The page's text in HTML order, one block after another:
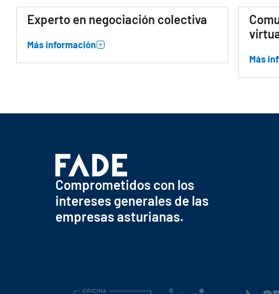
Experto en negociación colectiva
Más información
Más
Comprometidos con los
intereses generales de las
empresas asturianas.